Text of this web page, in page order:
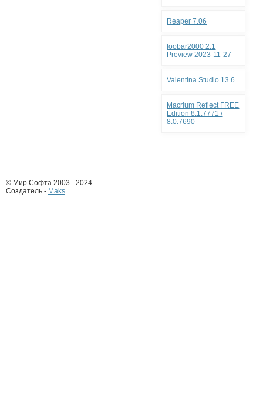
Reaper 7.06
foobar2000 2.1
Preview 2023-11-27
Valentina Studio 13.6
Macrium Reflect FREE
Edition 8.1.7771 /
8.0.7690
© Мир Софта 2003 - 2024
Создатель - Maks